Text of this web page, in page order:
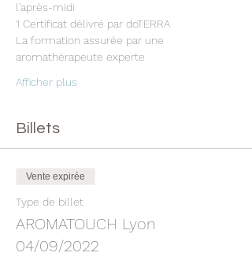
l'après-midi
1 Certificat délivré par doTERRA
La formation assurée par une
aromathérapeute experte
Afficher plus
Billets
Vente expirée
Type de billet
AROMATOUCH Lyon
04/09/2022